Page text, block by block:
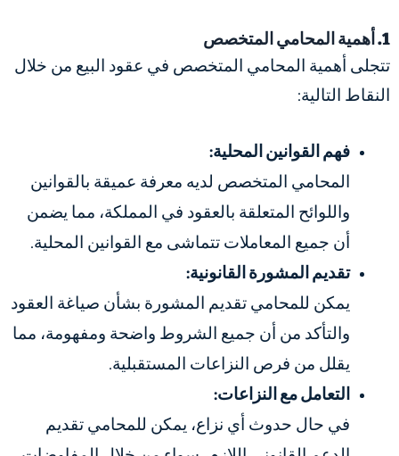
1. أهمية المحامي المتخصص
تتجلى أهمية المحامي المتخصص في عقود البيع من خلال
النقاط التالية:
فهم القوانين المحلية:
المحامي المتخصص لديه معرفة عميقة بالقوانين
واللوائح المتعلقة بالعقود في المملكة، مما يضمن
أن جميع المعاملات تتماشى مع القوانين المحلية.
تقديم المشورة القانونية:
يمكن للمحامي تقديم المشورة بشأن صياغة العقود
والتأكد من أن جميع الشروط واضحة ومفهومة، مما
يقلل من فرص النزاعات المستقبلية.
التعامل مع النزاعات:
في حال حدوث أي نزاع، يمكن للمحامي تقديم